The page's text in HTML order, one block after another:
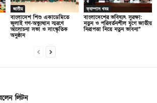
জাতীয়
বাংলাদেশ শিশু একাডেমিতে
জুলাই গণ-অভ্যুত্থান স্মরণে
আলোচনা সভা ও সাংস্কৃতিক
অনুষ্ঠান
ক্যাম্পাস খবর
বাংলাদেশের ভবিষ্যৎ সুরক্ষা:
নতুন ও পরিবর্তনশীল যুগে জাতীয়
নিরাপত্তা নিয়ে নতুন ভাবনা”
লিটন